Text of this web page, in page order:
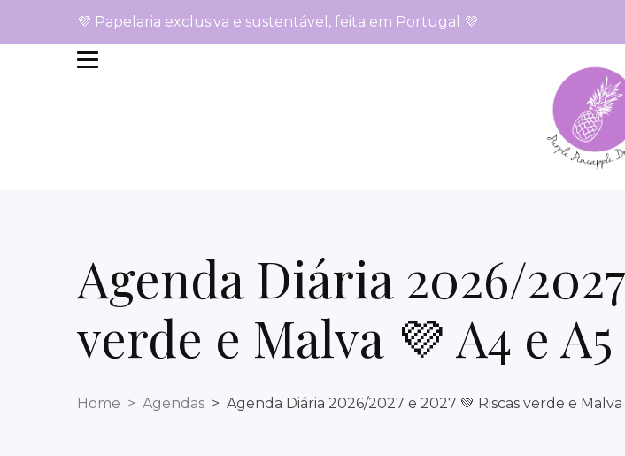
💜 Papelaria exclusiva e sustentável, feita em Portugal 💜
Agenda Diária 2026/
verde e Malva 💜 A4 e A5
Home Agendas Agenda Diária 2026/2027 e 2027 💚 Riscas verde e Malva